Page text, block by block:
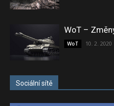
WoT –
WoT 10. 2. 2020
Sociální sítě